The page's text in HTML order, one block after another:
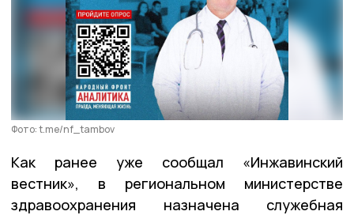
Фото: t.me/nf_tambov
Как ранее уже сообщал «Инжавинский
вестник», в региональном министерстве
здравоохранения назначена служебная